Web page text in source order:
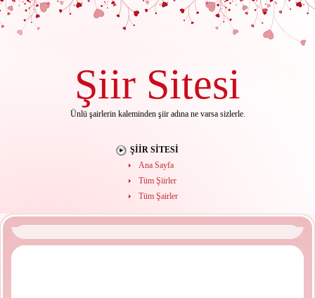
Şiir Sitesi
Ünlü şairlerin kaleminden şiir adına ne varsa sizlerle.
ŞIIR SITESI
Ana Sayfa
Tüm Şiirler
Tüm Şairler